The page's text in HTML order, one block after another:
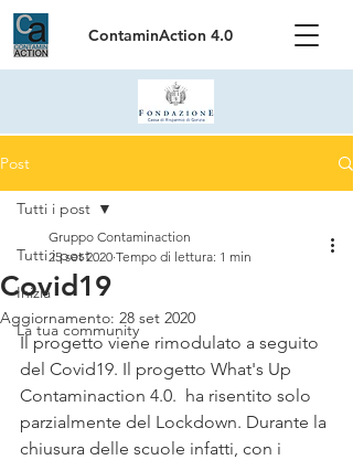
ContaminAction 4.0
Post
Tutti i post
Inizia
La tua community
Tutti i post
Covid19
Gruppo Contaminaction
25 set 2020 Tempo di lettura: 1 min
Aggiornamento: 28 set 2020
Il progetto viene rimodulato a seguito
del Covid19. Il progetto What's Up
Contaminaction 4.0.  ha risentito solo
parzialmente del Lockdown. Durante la
chiusura delle scuole infatti, con i